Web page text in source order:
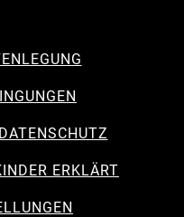
DATENSCHUTZ
ERKLÄRT